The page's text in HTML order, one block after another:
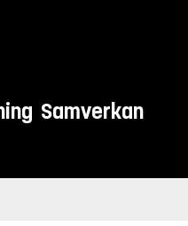
Samverkan